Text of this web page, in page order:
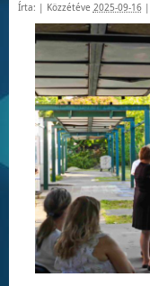
Írta: | Közzétéve 2025-09-16 |